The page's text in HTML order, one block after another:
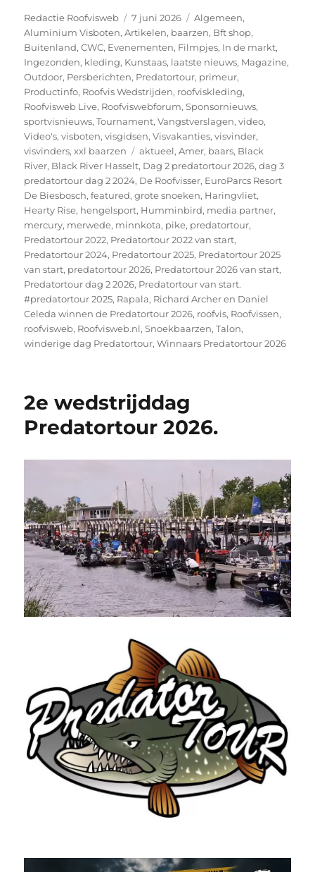
Auteur
Redactie Roofvisweb
Geplaatst
op
7 juni 2026 Categorieën
Algemeen,
Aluminium Visboten,Artikelen, baarzen, Bft shop,
Buitenland,CWC, Evenementen, Filmpjes, In de markt,
Ingezonden, kleding, Kunstaas, laatste nieuws, Magazine,
Outdoor, Persberichten, Predatortour, primeur,
Productinfo, Roofvis Wedstrijden, roofviskleding,
Roofvisweb Live, Roofviswebforum,Sponsornieuws,
sportvisnieuws,Tournament,Vangstverslagen,video,
Video's,visboten,visgidsen,Visvakanties,visvinder,
visvinders,xxl baarzen Tags
aktueel,Amer, baars, Black
River, Black River Hasselt, Dag 2 predatortour 2026,dag 3
predatortour dag 2 2024, De Roofvisser, EuroParcs Resort
De Biesbosch,featured,grote snoeken, Haringvliet,
Hearty Rise, hengelsport, Humminbird, media partner,
mercury, merwede, minnkota, pike, predatortour,
Predatortour 2022, Predatortour 2022 van start,
Predatortour 2024, Predatortour 2025, Predatortour 2025
van start, predatortour 2026, Predatortour 2026 van start,
Predatortour dag 2 2026, Predatortour van start.
#predatortour 2025, Rapala, Richard Archer en Daniel
Celeda winnen de Predatortour 2026, roofvis, Roofvissen,
roofvisweb, Roofvisweb.nl,Snoekbaarzen,Talon,
winderige dag Predatortour,Winnaars Predatortour 2026
2e wedstrijddag
Predatortour 2026.